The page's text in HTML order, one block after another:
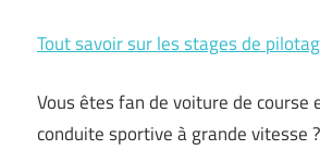
Tout savoir sur les stages de
Vous êtes fan de voiture de course
conduite sportive à grande vitesse